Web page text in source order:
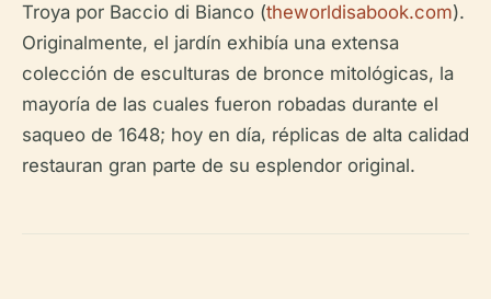
Troya por Baccio di Bianco (theworldisabook.com).
Originalmente, el jardín exhibía una extensa
colección de esculturas de bronce mitológicas, la
mayoría de las cuales fueron robadas durante el
saqueo de 1648; hoy en día, réplicas de alta calidad
restauran gran parte de su esplendor original.